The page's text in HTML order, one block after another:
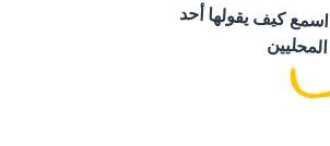
اسمع كيف يقولها أحد
المحليين